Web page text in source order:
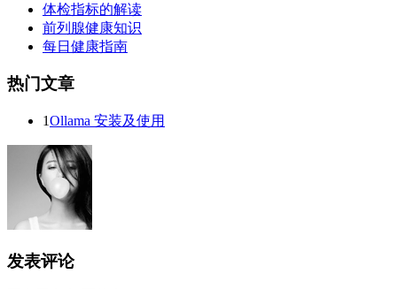
体检指标的解读
前列腺健康知识
每日健康指南
热门文章
1Ollama 安装及使用
发表评论